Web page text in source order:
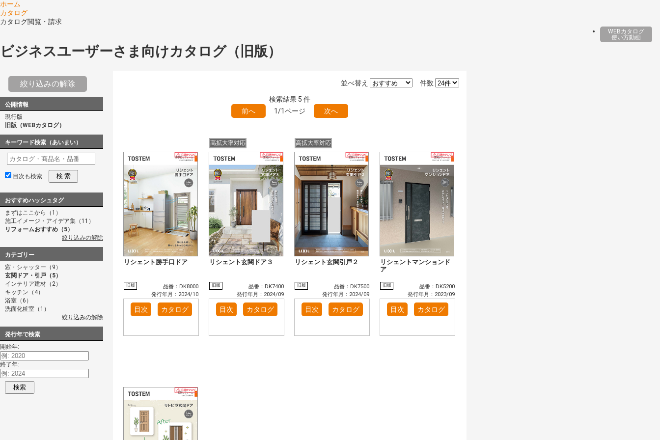
ホーム
カタログ
カタログ閲覧・請求
WEBカタログ
使い方動画
ビジネスユーザーさま向けカタログ（旧版）
絞り込みの解除
公開情報
現行版
旧版（WEBカタログ）
キーワード検索（あいまい）
目次も検索 検 索
おすすめハッシュタグ
まずはここから（1）
施工イメージ・アイデア集（11）
リフォームおすすめ（5）
絞り込みの解除
カテゴリー
窓・シャッター（9）
玄関ドア・引戸（5）
インテリア建材（2）
キッチン（4）
浴室（6）
洗面化粧室（1）
絞り込みの解除
発行年で検索
開始年:
終了年:
検索
件数
並べ替え
検索結果 5 件
前へ
1/1ページ 次へ
リシェント勝手口ドア
旧版
品番：DK8000
発行年月：2024/10
目次 カタログ
高拡大率対応
リシェント玄関ドア３
旧版
品番：DK7400
発行年月：2024/09
目次 カタログ
高拡大率対応
リシェント玄関引戸２
旧版
品番：DK7500
発行年月：2024/09
目次 カタログ
リシェントマンションド
ア
旧版
品番：DK5200
発行年月：2023/09
目次 カタログ